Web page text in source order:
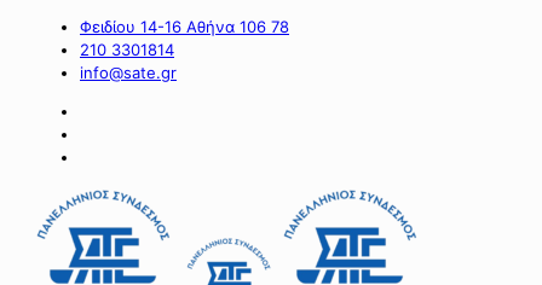
Φειδίου 14-16 Αθήνα 106 78
210 3301814
info@sate.gr